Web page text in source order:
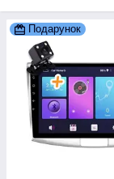
Подарунок